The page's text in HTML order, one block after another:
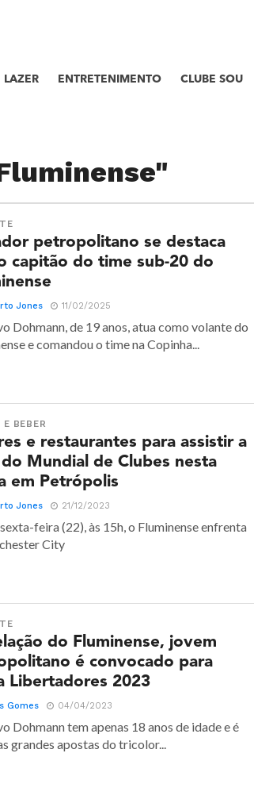
LAZER ENTRETENIMENTO CLUBE SOU
petropolitano se destaca
capitão do time sub-20 do
Jones 11/02/2025
Dohmann, de 19 anos, atua como volante do
e comandou o time na Copinha...
E BEBER
e restaurantes para assistir a
Mundial de Clubes nesta
em Petrópolis
Jones 21/12/2023
feira (22), às 15h, o Fluminense enfrenta
City
do Fluminense, jovem
é convocado para
Libertadores 2023
Gomes 04/04/2023
Dohmann tem apenas 18 anos de idade e é
grandes apostas do tricolor...